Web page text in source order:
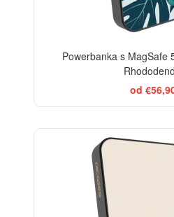
Powerbanka s MagSafe
od